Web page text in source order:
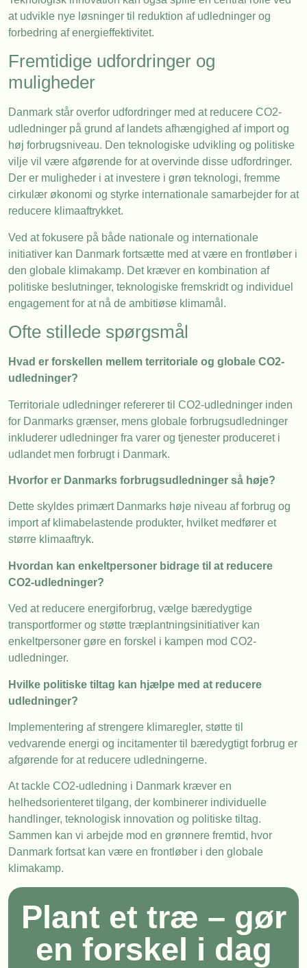
at udvikle nye løsninger til reduktion af udledninger og
forbedring af energieffektivitet.
Fremtidige udfordringer og
muligheder
Danmark står overfor udfordringer med at reducere CO2-
udledninger på grund af landets afhængighed af import og
høj forbrugsniveau. Den teknologiske udvikling og politiske
vilje vil være afgørende for at overvinde disse udfordringer.
Der er muligheder i at investere i grøn teknologi, fremme
cirkulær økonomi og styrke internationale samarbejder for at
reducere klimaaftrykket.
Ved at fokusere på både nationale og internationale
initiativer kan Danmark fortsætte med at være en frontløber i
den globale klimakamp. Det kræver en kombination af
politiske beslutninger, teknologiske fremskridt og individuel
engagement for at nå de ambitiøse klimamål.
Ofte stillede spørgsmål
Hvad er forskellen mellem territoriale og globale CO2-
udledninger?
Territoriale udledninger refererer til CO2-udledninger inden
for Danmarks grænser, mens globale forbrugsudledninger
inkluderer udledninger fra varer og tjenester produceret i
udlandet men forbrugt i Danmark.
Hvorfor er Danmarks forbrugsudledninger så høje?
Dette skyldes primært Danmarks høje niveau af forbrug og
import af klimabelastende produkter, hvilket medfører et
større klimaaftryk.
Hvordan kan enkeltpersoner bidrage til at reducere
CO2-udledninger?
Ved at reducere energiforbrug, vælge bæredygtige
transportformer og støtte træplantningsinitiativer kan
enkeltpersoner gøre en forskel i kampen mod CO2-
udledninger.
Hvilke politiske tiltag kan hjælpe med at reducere
udledninger?
Implementering af strengere klimaregler, støtte til
vedvarende energi og incitamenter til bæredygtigt forbrug er
afgørende for at reducere udledningerne.
At tackle CO2-udledning i Danmark kræver en
helhedsorienteret tilgang, der kombinerer individuelle
handlinger, teknologisk innovation og politiske tiltag.
Sammen kan vi arbejde mod en grønnere fremtid, hvor
Danmark fortsat kan være en frontløber i den globale
klimakamp.
Plant et træ – gør
en forskel i dag